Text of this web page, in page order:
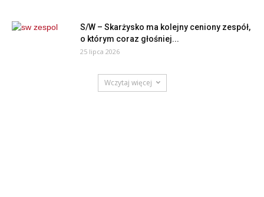
S/W – Skarżysko ma kolejny ceniony zespół,
o którym coraz głośniej...
25 lipca 2026
Wczytaj więcej